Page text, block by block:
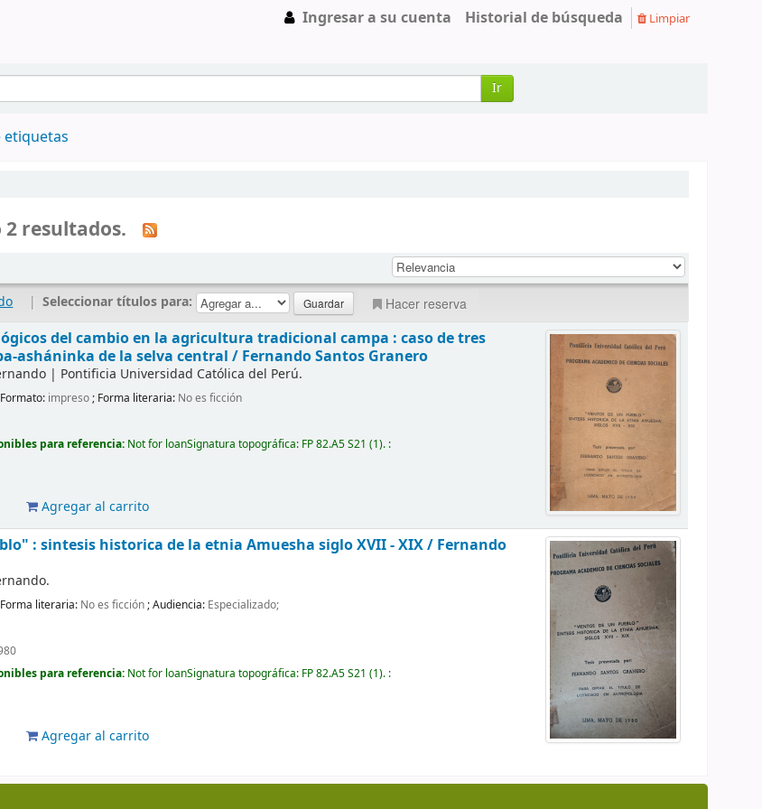
Ingresar a su cuenta Historial de búsqueda Limpiar
Ir
etiquetas
resultados.
| Seleccionar títulos para: Hacer reserva
del cambio en la agricultura tradicional campa : caso de tres
asháninka de la selva central / Fernando Santos Granero
| Pontificia Universidad Católica del Perú.
impreso; Forma literaria: No es ficción
para referencia: Not for loanSignatura topográfica: FP 82.A5 S21 (1). :
Agregar al carrito
: sintesis historica de la etnia Amuesha siglo XVII - XIX / Fernando
literaria: No es ficción; Audiencia: Especializado;
para referencia: Not for loanSignatura topográfica: FP 82.A5 S21 (1). :
Agregar al carrito